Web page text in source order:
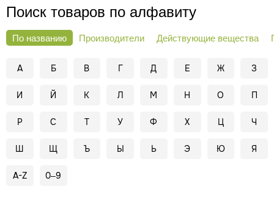
Поиск товаров по алфавиту
По названию Производители Действующие вещества
А Б В Г Д Е Ж З
И Й К Л М Н О П
Р С Т У Ф Х Ц Ч
Ш Щ Ъ Ы Ь Э Ю Я
A-Z 0–9